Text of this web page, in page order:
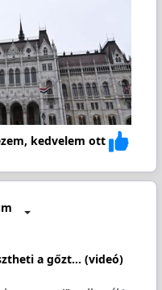
kedvelem ott
a gőzt... (videó)